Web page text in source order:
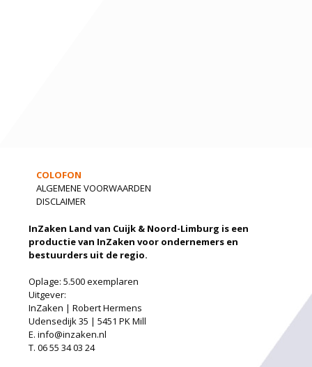
COLOFON
ALGEMENE VOORWAARDEN
DISCLAIMER
InZaken Land van Cuijk & Noord-Limburg is een
productie van InZaken voor ondernemers en
bestuurders uit de regio.
Oplage: 5.500 exemplaren
Uitgever:
InZaken | Robert Hermens
Udensedijk 35 | 5451 PK Mill
E. info@inzaken.nl
T. 06 55 34 03 24